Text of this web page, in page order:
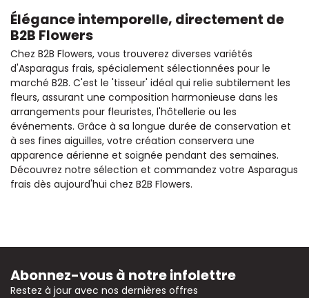
Élégance intemporelle, directement de
B2B Flowers
Chez B2B Flowers, vous trouverez diverses variétés
d'Asparagus frais, spécialement sélectionnées pour le
marché B2B. C'est le 'tisseur' idéal qui relie subtilement les
fleurs, assurant une composition harmonieuse dans les
arrangements pour fleuristes, l'hôtellerie ou les
événements. Grâce à sa longue durée de conservation et
à ses fines aiguilles, votre création conservera une
apparence aérienne et soignée pendant des semaines.
Découvrez notre sélection et commandez votre Asparagus
frais dès aujourd'hui chez B2B Flowers.
Abonnez-vous à notre infolettre
Restez à jour avec nos dernières offres